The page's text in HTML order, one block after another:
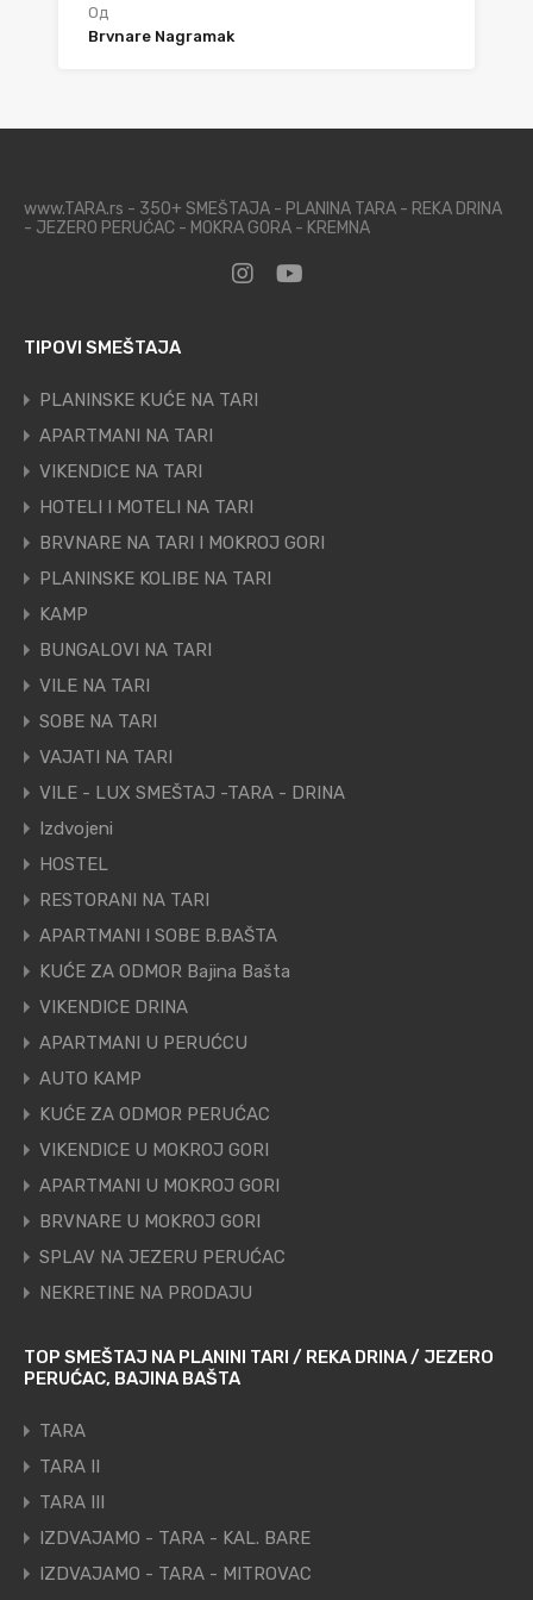
Од
Brvnare Nagramak
www.TARA.rs - 350+ SMEŠTAJA - PLANINA TARA - REKA DRINA
- JEZERO PERUĆAC - MOKRA GORA - KREMNA
TIPOVI SMEŠTAJA
PLANINSKE KUĆE NA TARI
APARTMANI NA TARI
VIKENDICE NA TARI
HOTELI I MOTELI NA TARI
BRVNARE NA TARI I MOKROJ GORI
PLANINSKE KOLIBE NA TARI
KAMP
BUNGALOVI NA TARI
VILE NA TARI
SOBE NA TARI
VAJATI NA TARI
VILE - LUX SMEŠTAJ -TARA - DRINA
Izdvojeni
HOSTEL
RESTORANI NA TARI
APARTMANI I SOBE B.BAŠTA
KUĆE ZA ODMOR Bajina Bašta
VIKENDICE DRINA
APARTMANI U PERUĆCU
AUTO KAMP
KUĆE ZA ODMOR PERUĆAC
VIKENDICE U MOKROJ GORI
APARTMANI U MOKROJ GORI
BRVNARE U MOKROJ GORI
SPLAV NA JEZERU PERUĆAC
NEKRETINE NA PRODAJU
TOP SMEŠTAJ NA PLANINI TARI / REKA DRINA / JEZERO
PERUĆAC, BAJINA BAŠTA
TARA
TARA II
TARA III
IZDVAJAMO - TARA - KAL. BARE
IZDVAJAMO - TARA - MITROVAC